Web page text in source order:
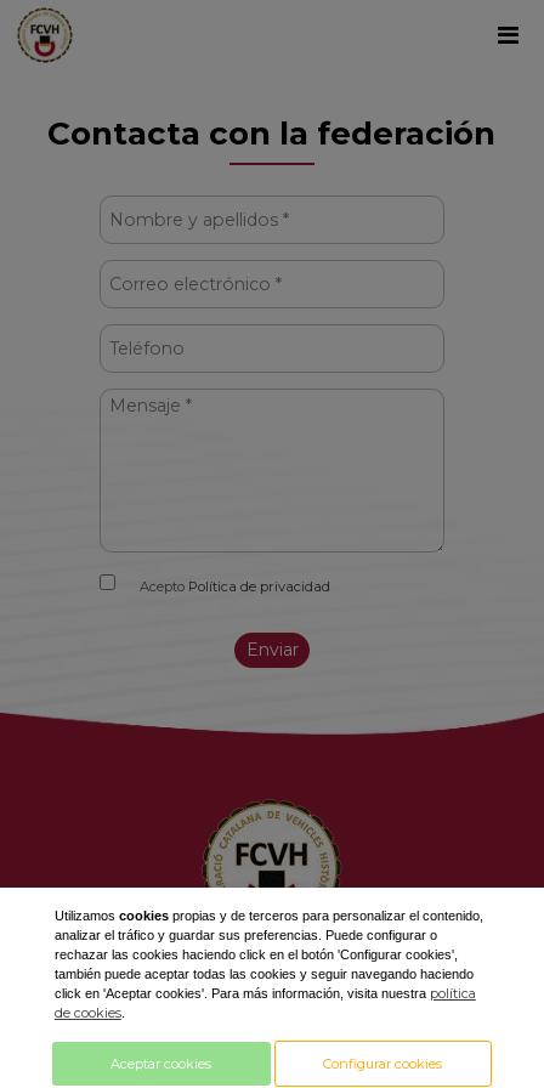
Contacta con la federación
Nombre
y
apellidos
Correo
electrónico
*
Teléfono
Mensaje
Acepto Política de privacidad
Enviar
623 534 916
689 308 868
Horario: De Lunes a Viernes de 9 a 13h
Utilizamos cookiespropias y de terceros para personalizar el contenido,
analizar el tráfico y guardar sus preferencias. Puede configurar o
rechazar las cookies haciendo click en el botón 'Configurar cookies',
también puede aceptar todas las cookies y seguir navegando haciendo
click en 'Aceptar cookies'. Para más información, visita nuestra política
de cookies.
Aceptar cookies Configurar cookies